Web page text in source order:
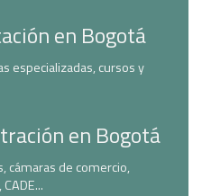
en Bogotá
especializadas, cursos y
en Bogotá
cámaras de comercio,